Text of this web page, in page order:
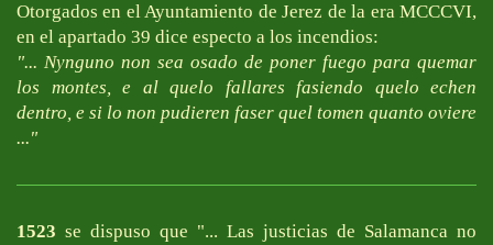
Otorgados en el Ayuntamiento de Jerez de la era MCCCVI,
en el apartado 39 dice especto a los incendios:
"... Nynguno non sea osado de poner fuego para quemar
los montes, e al quelo fallares fasiendo quelo echen
dentro, e si lo non pudieren faser quel tomen quanto oviere
..."
1523 se dispuso que "... Las justicias de Salamanca no